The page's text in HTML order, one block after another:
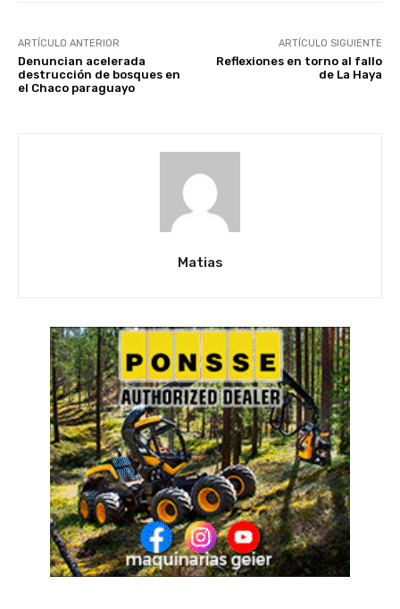
ARTÍCULO ANTERIOR
Denuncian acelerada
destrucción de bosques en
el Chaco paraguayo
ARTÍCULO SIGUIENTE
Reflexiones en torno al fallo
de La Haya
Matias